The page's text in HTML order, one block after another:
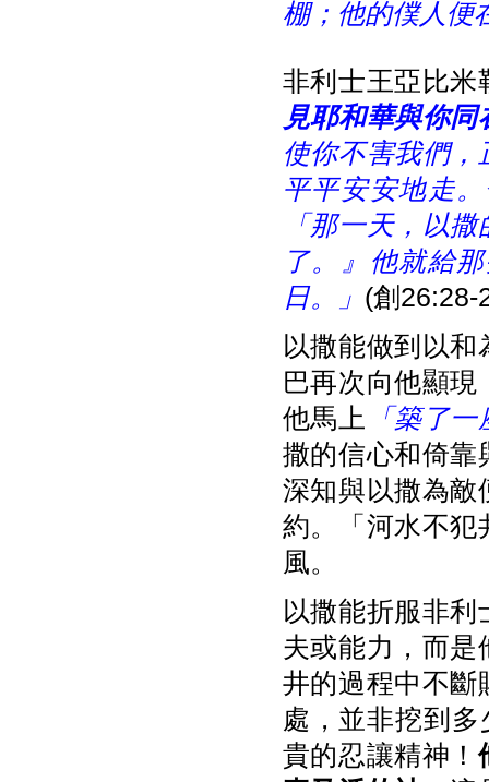
棚；他的僕人便
非利士王亞比米
見耶和華與你同
使你不害我們
平平安安地走。
「那一天，以
了。』他就給
日。」 (創
以撒能做到以
巴再次向他顯
他馬上
「築了
撒的信心和倚靠
深知與以撒為敵
約。「河水不犯
風。
以撒能折服非
夫或能力，而是
井的過程中不斷
處，並非挖到
貴的忍讓精神！